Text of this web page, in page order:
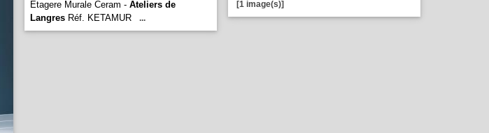
Etagere Murale Ceram - Ateliers de
Langres Réf. KETAMUR ...
[1 image(s)]